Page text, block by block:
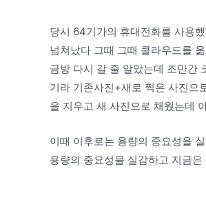
당시 64기가의 휴대전화를 사용
넘쳐났다 그때 그때 클라우드를
금방 다시 갈 줄 알았는데 조만간
기라 기존사진+새로 찍은 사진으
을 지우고 새 사진으로 채웠는데
이때 이후로는 용량의 중요성을
용량의 중요성을 실감하고 지금